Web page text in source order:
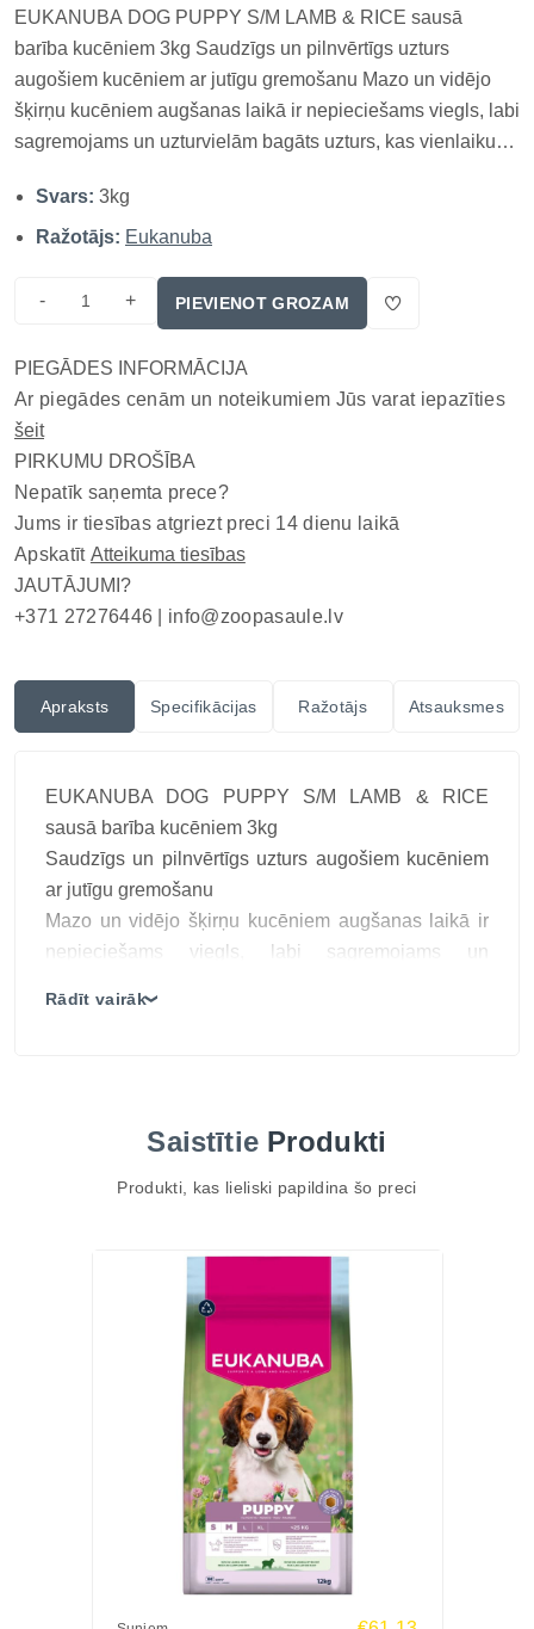
EUKANUBA DOG PUPPY S/M LAMB & RICE sausā
barība kucēniem 3kg Saudzīgs un pilnvērtīgs uzturs
augošiem kucēniem ar jutīgu gremošanu Mazo un vidējo
šķirņu kucēniem augšanas laikā ir nepieciešams viegls, labi
sagremojams un uzturvielām bagāts uzturs, kas vienlaikus
sistēmas attīstību. EUKANUBA Puppy S/M Lamb & Rice ir
izstrādāta tieši šīm vajadzībām –...
Svars: 3kg
Ražotājs: Eukanuba
- + PIEVIENOT GROZAM
PIEGĀDES INFORMĀCIJA
Ar piegādes cenām un noteikumiem Jūs varat iepazīties
šeit
PIRKUMU DROŠĪBA
Nepatīk saņemta prece?
Jums ir tiesības atgriezt preci 14 dienu laikā
Apskatīt Atteikuma tiesības
JAUTĀJUMI?
+371 27276446 | info@zoopasaule.lv
Apraksts Specifikācijas Ražotājs Atsauksmes
EUKANUBA DOG PUPPY S/M LAMB & RICE
sausā barība kucēniem 3kg
Saudzīgs un pilnvērtīgs uzturs augošiem kucēniem
ar jutīgu gremošanu
Mazo un vidējo šķirņu kucēniem augšanas laikā ir
nepieciešams viegls, labi sagremojams un
jutīgākiem kucēniem.
DHA smadzeņu attīstībai, kā arī prebiotiķus FOS un
Papildus kalcijs un fosfors palīdz veidot stipru
skeletu, bet omega taukskābes uzlabo ādas un
apmatojuma stāvokli.
Saudzīga gremošanai
Jēra gaļa un rīsi nodrošina vieglu sagremojamību
jutīgiem kucēniem.
Veselīga augšana un attīstība
DHA, kalcijs un fosfors atbalsta smadzeņu, kaulu un
Spēcīga imunitāte un skaists apmatojums
Rādīt vairāk❯
Saistītie Produkti
Produkti, kas lieliski papildina šo preci